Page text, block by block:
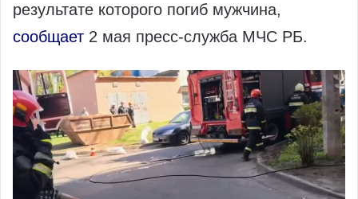
результате которого погиб мужчина,
сообщает 2 мая пресс-служба МЧС РБ.